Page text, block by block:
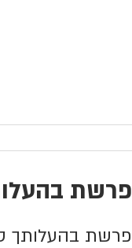
פרשת
פרשת בהעלותך